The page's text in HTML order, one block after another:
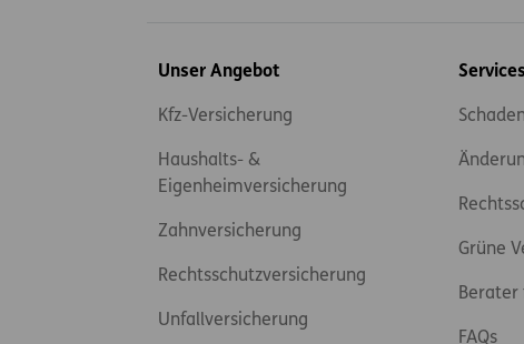
Inhaltsübersicht
Unser Angebot
Kfz-Versicherung
Haushalts- &
Eigenheimversicherung
Zahnversicherung
Rechtsschutzversicherung
Unfallversicherung
Services
Grüne
Berater
FAQs